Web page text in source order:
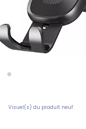
Visuel(s) du produit neuf